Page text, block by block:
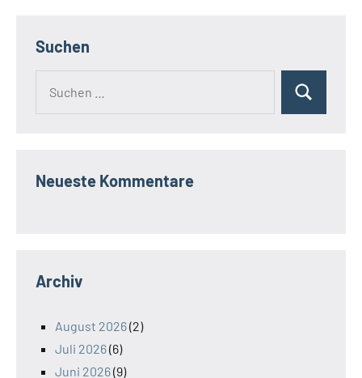
Suchen
Suchen
Neueste Kommentare
Archiv
August 2026(2)
Juli 2026(6)
Juni 2026(9)